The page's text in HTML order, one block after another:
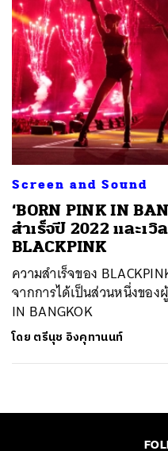
Screen and Sound
‘BORN PINK IN
สำเร็จปี 2022 และเ
BLACKPINK
ความสำเร็จของ
จากการได้เป็นส่วนหนึ่งขอ
IN BANGKOK
โดย ตรีนุช อิงคุทานนท์
ค้นหา
SHARE